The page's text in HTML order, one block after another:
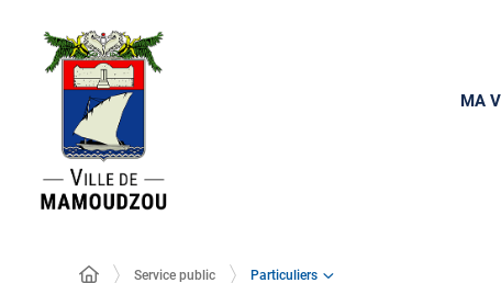
MA
Service public Particuliers